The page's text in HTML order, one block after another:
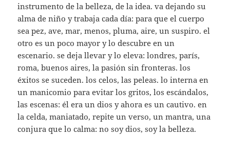
instrumento de la belleza, de la idea. va dejando su
alma de niño y trabaja cada día: para que el cuerpo
sea pez, ave, mar, menos, pluma, aire, un suspiro. el
otro es un poco mayor y lo descubre en un
escenario. se deja llevar y lo eleva: londres, parís,
roma, buenos aires, la pasión sin fronteras. los
éxitos se suceden. los celos, las peleas. lo interna en
un manicomio para evitar los gritos, los escándalos,
las escenas: él era un dios y ahora es un cautivo. en
la celda, maniatado, repite un verso, un mantra, una
conjura que lo calma: no soy dios, soy la belleza.